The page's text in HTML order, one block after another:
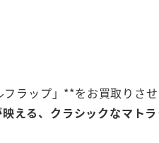
ラップ」**をお買取りさ
える、クラシックなマト